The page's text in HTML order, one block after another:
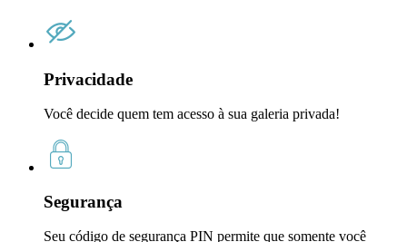
Privacidade
Você decide quem tem acesso à sua galeria privada!
Segurança
Seu código de segurança PIN permite que somente você